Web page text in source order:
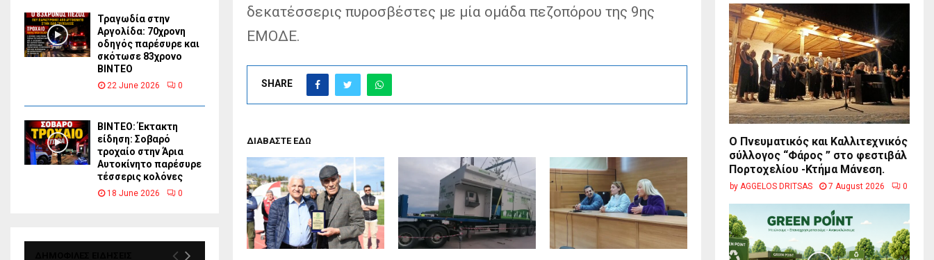
δεκατέσσερις πυροσβέστες με μία ομάδα πεζοπόρου της 9ης
ΕΜΟΔΕ.
SHARE
ΔΙΑΒΑΣΤΕ ΕΔΩ
Τραγωδία στην
Αργολίδα: 70χρονη
οδηγός παρέσυρε και
σκότωσε 83χρονο
ΒΙΝΤΕΟ
22 June 2026 0
ΒΙΝΤΕΟ: Έκτακτη
είδηση: Σοβαρό
τροχαίο στην Άρια
Αυτοκίνητο παρέσυρε
τέσσερις κολόνες
18 June 2026 0
Ο Πνευματικός και Καλλιτεχνικός
σύλλογος “Φάρος ” στο φεστιβάλ
Πορτοχελίου -Κτήμα Μάνεση.
by AGGELOS DRITSAS 7 August 2026 0